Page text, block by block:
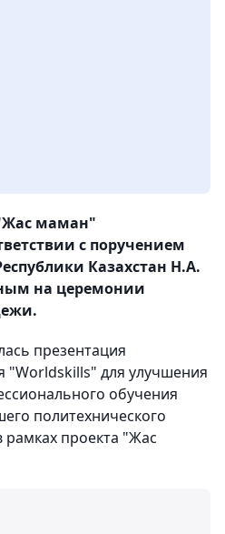
маман"
с поручением
Казахстан Н.А.
на церемонии
презентация
"Worldskills" для улучшения
обучения
политехнического
рамках проекта "Жас